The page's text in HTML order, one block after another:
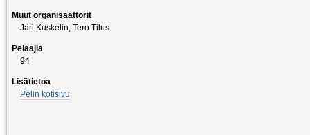
Muut organisaattorit
Jari Kuskelin, Tero Tilus
Pelaajia
94
Lisätietoa
Pelin kotisivu